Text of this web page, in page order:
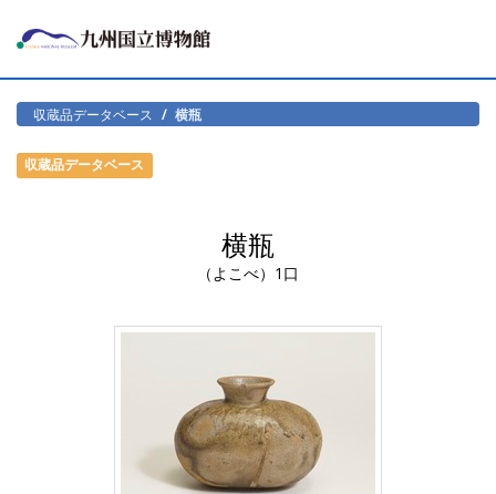
収蔵品データベース 横瓶
収蔵品データベース
横瓶
（よこべ）1口